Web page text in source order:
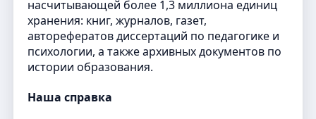
насчитывающей более 1,3 миллиона единиц
хранения: книг, журналов, газет,
авторефератов диссертаций по педагогике и
психологии, а также архивных документов по
истории образования.
Наша справка